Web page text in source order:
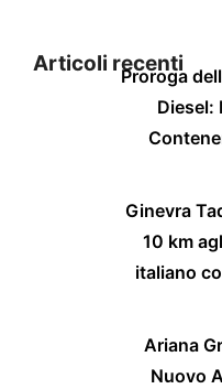
Articoli recenti
Proroga
Diesel:
Ginevra
10 km
italiano
Ariana
Nuovo